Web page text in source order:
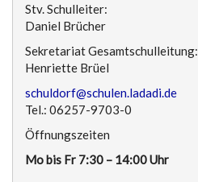
Stv. Schulleiter:
Daniel Brücher
Sekretariat Gesamtschulleitung:
Henriette Brüel
schuldorf@schulen.ladadi.de
Tel.: 06257-9703-0
Öffnungszeiten
Mo bis Fr 7:30 – 14:00 Uhr